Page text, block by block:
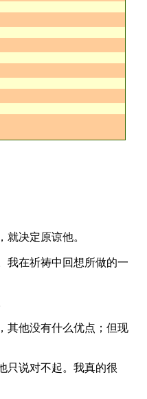
决定原谅他。
我在祈祷中回想所做的一
其他没有什么优点；但现
只说对不起。我真的很